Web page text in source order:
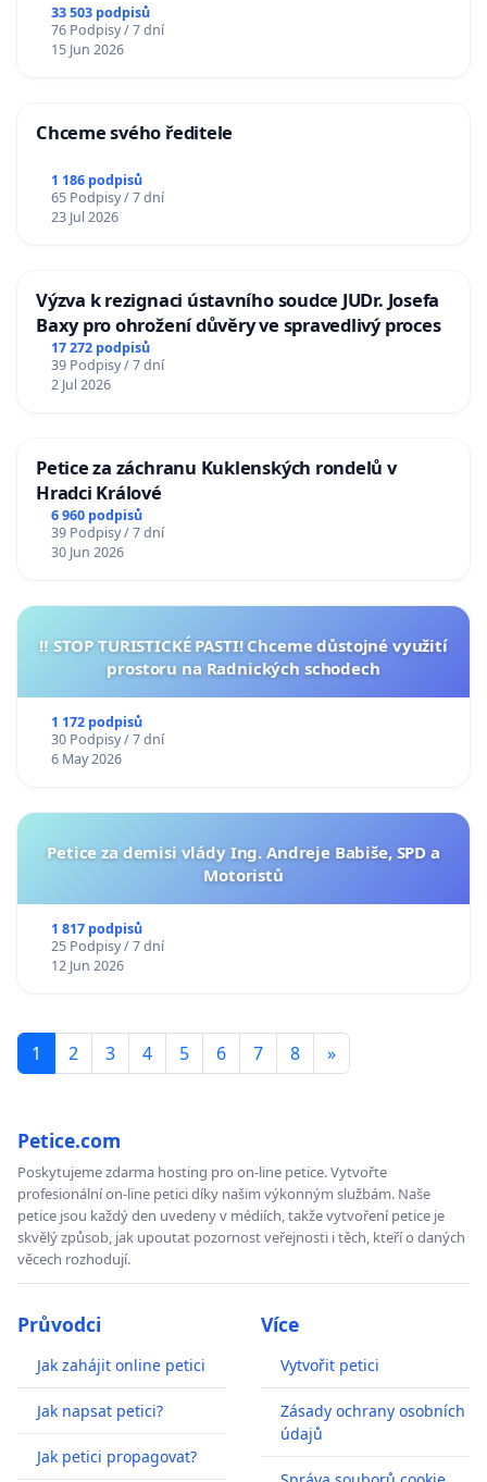
33 503 podpisů
76 Podpisy / 7 dní
15 Jun 2026
Chceme svého ředitele
1 186 podpisů
65 Podpisy / 7 dní
23 Jul 2026
Výzva k rezignaci ústavního soudce JUDr. Josefa
Baxy pro ohrožení důvěry ve spravedlivý proces
17 272 podpisů
39 Podpisy / 7 dní
2 Jul 2026
Petice za záchranu Kuklenských rondelů v
Hradci Králové
6 960 podpisů
39 Podpisy / 7 dní
30 Jun 2026
‼️ STOP TURISTICKÉ PASTI! Chceme důstojné využití
prostoru na Radnických schodech
1 172 podpisů
30 Podpisy / 7 dní
6 May 2026
Petice za demisi vlády Ing. Andreje Babiše, SPD a
Motoristů
1 817 podpisů
25 Podpisy / 7 dní
12 Jun 2026
1 2 3 4 5 6 7 8 »
Petice.com
Poskytujeme zdarma hosting pro on-line petice. Vytvořte
profesionální on-line petici díky našim výkonným službám. Naše
petice jsou každý den uvedeny v médiích, takže vytvoření petice je
skvělý způsob, jak upoutat pozornost veřejnosti i těch, kteří o daných
věcech rozhodují.
Průvodci
Jak zahájit online petici
Jak napsat petici?
Jak petici propagovat?
Více
Vytvořit petici
Zásady ochrany osobních
údajů